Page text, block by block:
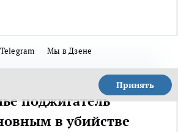
Мы в Дзене
Принять
поджигатель
в убийстве